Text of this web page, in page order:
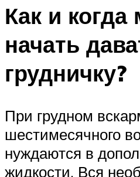
МЕНЮ
Как и
начать
грудничку?
При грудном
шестимесячного
нуждаются в
жидкости. Вся